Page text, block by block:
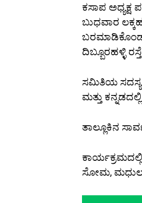
ಕಸಾಪ
ಬುಧವಾರ
ದಿಬ್ಬೂರಹಳ್ಳಿ
ಸಮಿತಿಯ ಸದಸ್ಯ
ಮತ್ತು
ತಾಲ್ಲೂಕಿನ
ಸೋಮ,